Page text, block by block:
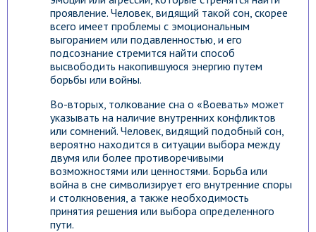
проявление. Человек, видящий такой сон, скорее
всего имеет проблемы с эмоциональным
выгоранием или подавленностью, и его
подсознание стремится найти способ
высвободить накопившуюся энергию путем
борьбы или войны.
Во-вторых, толкование сна о «Воевать» может
указывать на наличие внутренних конфликтов
или сомнений. Человек, видящий подобный сон,
вероятно находится в ситуации выбора между
двумя или более противоречивыми
возможностями или ценностями. Борьба или
война в сне символизирует его внутренние споры
и столкновения, а также необходимость
принятия решения или выбора определенного
пути.